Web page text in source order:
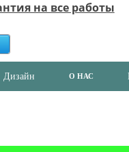
на все работы
Дизайн О НАС